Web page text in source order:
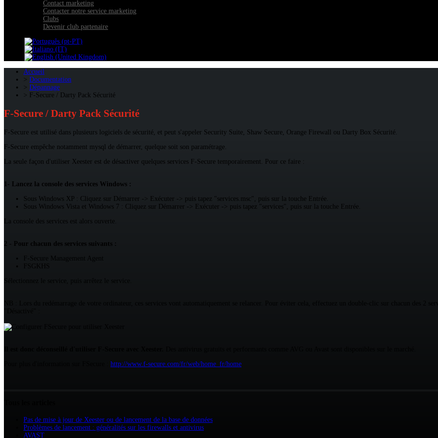
Contact marketing
Contacter notre service marketing
Clubs
Devenir club partenaire
Accueil
Documentation
Dépannage
F-Secure / Darty Pack Sécurité
F-Secure / Darty Pack Sécurité
F-Secure est utilisé dans plusieurs logiciels de sécurité, et peut s'appeler Security Suite, Shaw Secure, Orange Firewall ou Darty Box Sécurité.
F-Secure empêche notamment mysql de démarrer, quelque soit son paramétrage.
La seule façon d'utiliser Xeester est de désactiver quelques services F-Secure temporairement. Pour ce faire :
1- Lancez la console des services Windows :
Sous Windows XP : Cliquez sur Démarrer -> Exécuter -> puis tapez "services.msc", puis sur la touche Entrée.
Sous Windows Vista et Windows 7 : Cliquez sur Démarrer -> Exécuter -> puis tapez "services", puis sur la touche Entrée.
La console des services est alors ouverte.
2 - Pour chacun des services suivants :
F-Secure Management Agent
http://www.f-secure.com/fr/web/home_fr/home
Pas de mise à jour de Xeester ou de lancement de la base de données
Problèmes de lancement : généralités sur les firewalls et antivirus
AVAST